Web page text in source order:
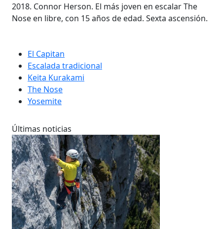
2018. Connor Herson. El más joven en escalar The
Nose en libre, con 15 años de edad. Sexta ascensión.
El Capitan
Escalada tradicional
Keita Kurakami
The Nose
Yosemite
Últimas noticias